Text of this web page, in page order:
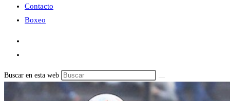
Contacto
Boxeo
Buscar en esta web